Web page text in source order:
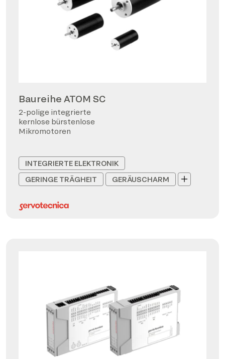
Baureihe ATOM SC
2-polige integrierte
kernlose bürstenlose
Mikromotoren
INTEGRIERTE ELEKTRONIK
GERINGE TRÄGHEIT
GERÄUSCHARM